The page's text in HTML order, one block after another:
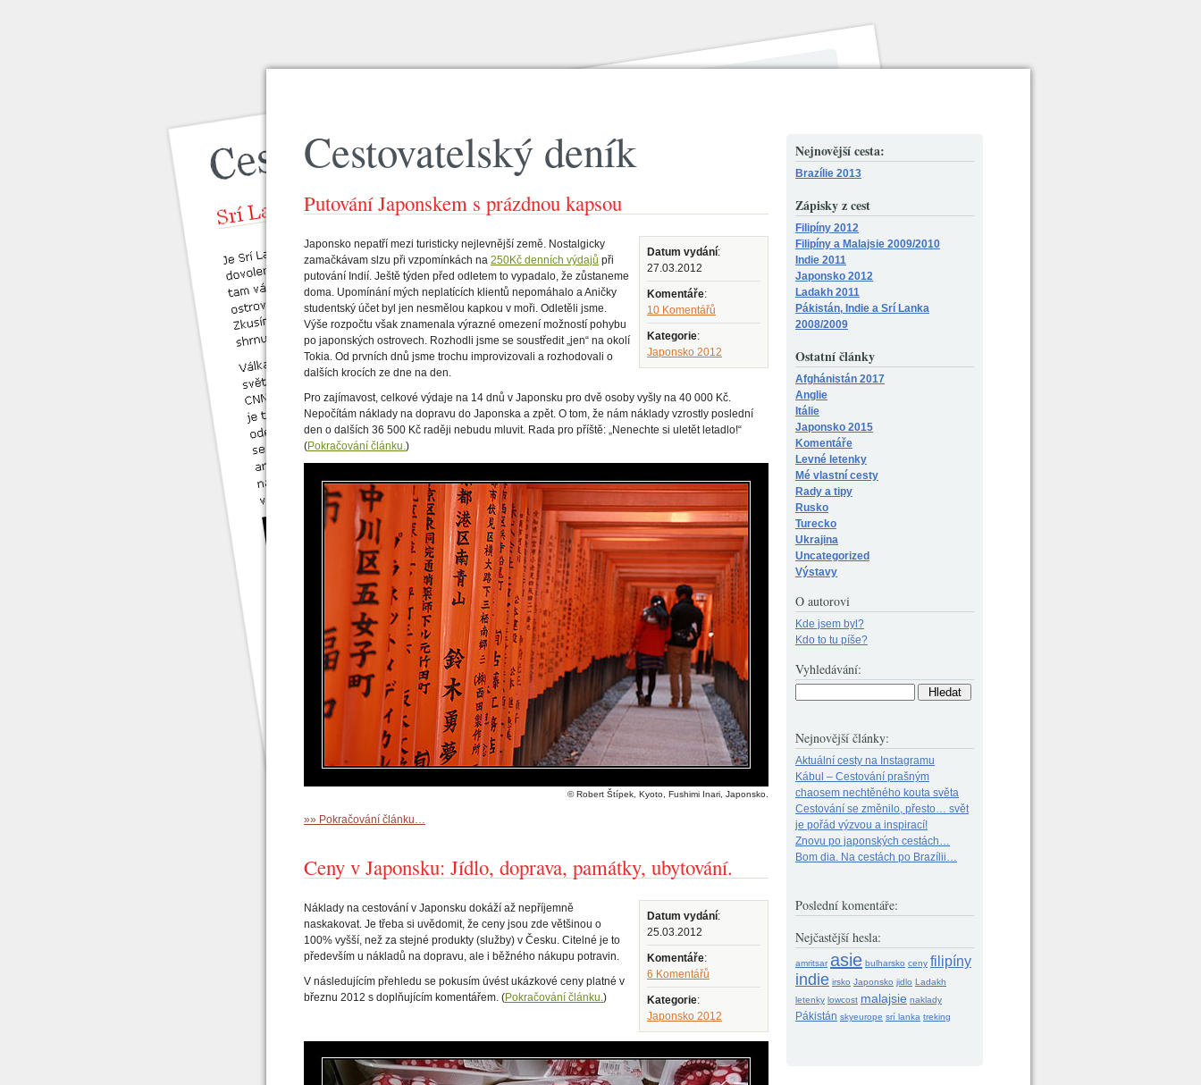
Cestovatelský deník
Putování Japonskem s prázdnou kapsou
Datum vydání:
27.03.2012
Komentáře:
10 Komentářů
Kategorie:
Japonsko 2012
Japonsko nepatří mezi turisticky nejlevnější země. Nostalgicky
zamačkávam slzu při vzpomínkách na 250Kč denních výdajů při
putování Indií. Ještě týden před odletem to vypadalo, že zůstaneme
doma. Upomínání mých neplatících klientů nepomáhalo a Aničky
studentský účet byl jen nesmělou kapkou v moři. Odletěli jsme.
Výše rozpočtu však znamenala výrazné omezení možností pohybu
po japonských ostrovech. Rozhodli jsme se soustředit „jen“ na okolí
Tokia. Od prvních dnů jsme trochu improvizovali a rozhodovali o
dalších krocích ze dne na den.
Pro zajímavost, celkové výdaje na 14 dnů v Japonsku pro dvě osoby vyšly na 40 000 Kč.
Nepočítám náklady na dopravu do Japonska a zpět. O tom, že nám náklady vzrostly poslední
den o dalších 36 500 Kč raději nebudu mluvit. Rada pro příště: „Nenechte si uletět letadlo!“
(Pokračování článku. )
© Robert Štípek, Kyoto, Fushimi Inari, Japonsko.
»» Pokračování článku…
Ceny v Japonsku: Jídlo, doprava, památky, ubytování.
Datum vydání:
25.03.2012
Komentáře:
6 Komentářů
Kategorie:
Japonsko 2012
Náklady na cestování v Japonsku dokáží až nepříjemně
naskakovat. Je třeba si uvědomit, že ceny jsou zde většinou o
100% vyšší, než za stejné produkty (služby) v Česku. Citelné je to
především u nákladů na dopravu, ale i běžného nákupu potravin.
V následujícím přehledu se pokusím úvést ukázkové ceny platné v
březnu 2012 s doplňujícím komentářem. (Pokračování článku. )
Nejnovější cesta:
Brazílie 2013
Zápisky z cest
Filipíny 2012
Filipíny a Malajsie 2009/2010
Indie 2011
Japonsko 2012
Ladakh 2011
Pákistán, Indie a Srí Lanka
2008/2009
Ostatní články
Afghánistán 2017
Anglie
Itálie
Japonsko 2015
Komentáře
Levné letenky
Mé vlastní cesty
Rady a tipy
Rusko
Turecko
Ukrajina
Uncategorized
Výstavy
O autorovi
Kde jsem byl?
Kdo to tu píše?
Vyhledávání:
Nejnovější články:
Aktuální cesty na Instagramu
Kábul – Cestování prašným
chaosem nechtěného kouta světa
Cestování se změnilo, přesto… svět
je pořád výzvou a inspirací!
Znovu po japonských cestách…
Bom dia. Na cestách po Brazílii…
Poslední komentáře:
Nejčastější hesla:
amritsar asie bulharsko ceny filipíny
indie irsko Japonsko jidlo Ladakh
letenky lowcost malajsie naklady
Pákistán skyeurope srí lanka treking